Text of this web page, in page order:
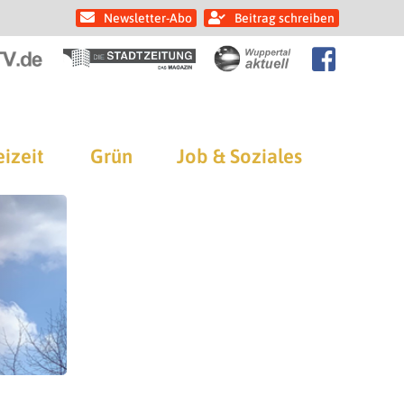
Newsletter-Abo Beitrag schreiben
Grün Job & Soziales